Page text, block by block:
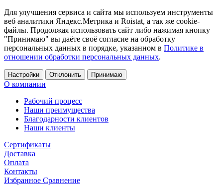
Для улучшения сервиса и сайта мы используем инструменты
веб аналитики Яндекс.Метрика и Roistat, а так же cookie-
файлы. Продолжая использовать сайт либо нажимая кнопку
"Принимаю" вы даёте своё согласие на обработку
персональных данных в порядке, указанном в Политике в
отношении обработки персональных данных.
Настройки Отклонить Принимаю
О компании
Рабочий процесс
Наши преимущества
Благодарности клиентов
Наши клиенты
Сертификаты
Доставка
Оплата
Контакты
Избранное Сравнение